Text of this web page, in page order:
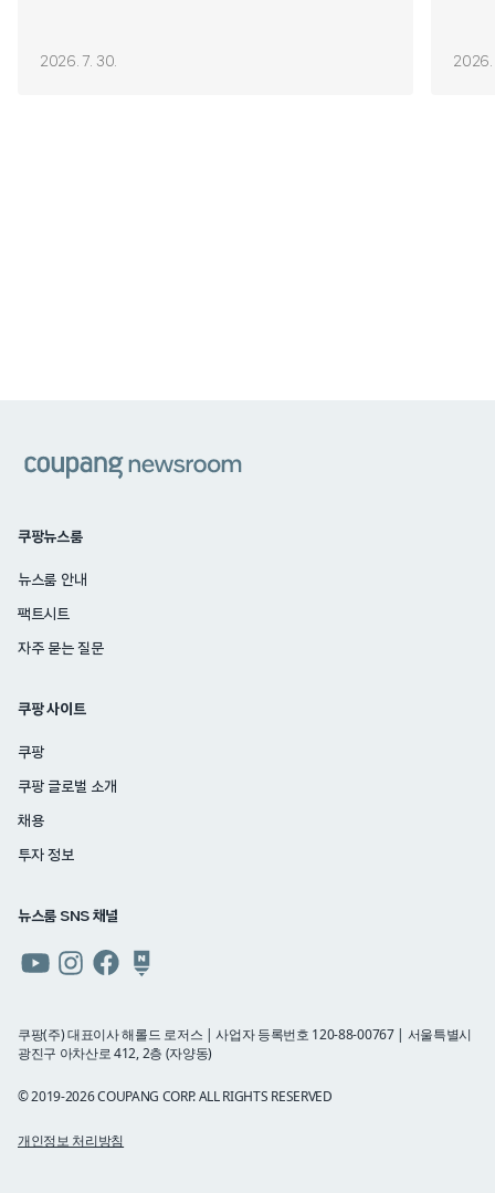
2026. 7. 30. 2026.
쿠팡뉴스룸
뉴스룸 안내
팩트시트
자주 묻는 질문
쿠팡 사이트
쿠팡
쿠팡 글로벌 소개
채용
투자 정보
뉴스룸 SNS 채널
유튜브인스타그램
페이스북네이버
블로그
쿠팡(주) 대표이사 해롤드 로저스 | 사업자 등록번호 120-88-00767 | 서울특별시
광진구 아차산로 412, 2층 (자양동)
© 2019-2026 COUPANG CORP. ALL RIGHTS RESERVED
개인정보 처리방침